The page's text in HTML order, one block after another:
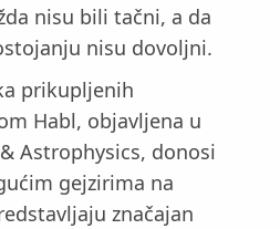
nisu bili tačni, a da
nisu dovoljni.
prikupljenih
Habl, objavljena u
Astrophysics, donosi
gejzirima na
značajan